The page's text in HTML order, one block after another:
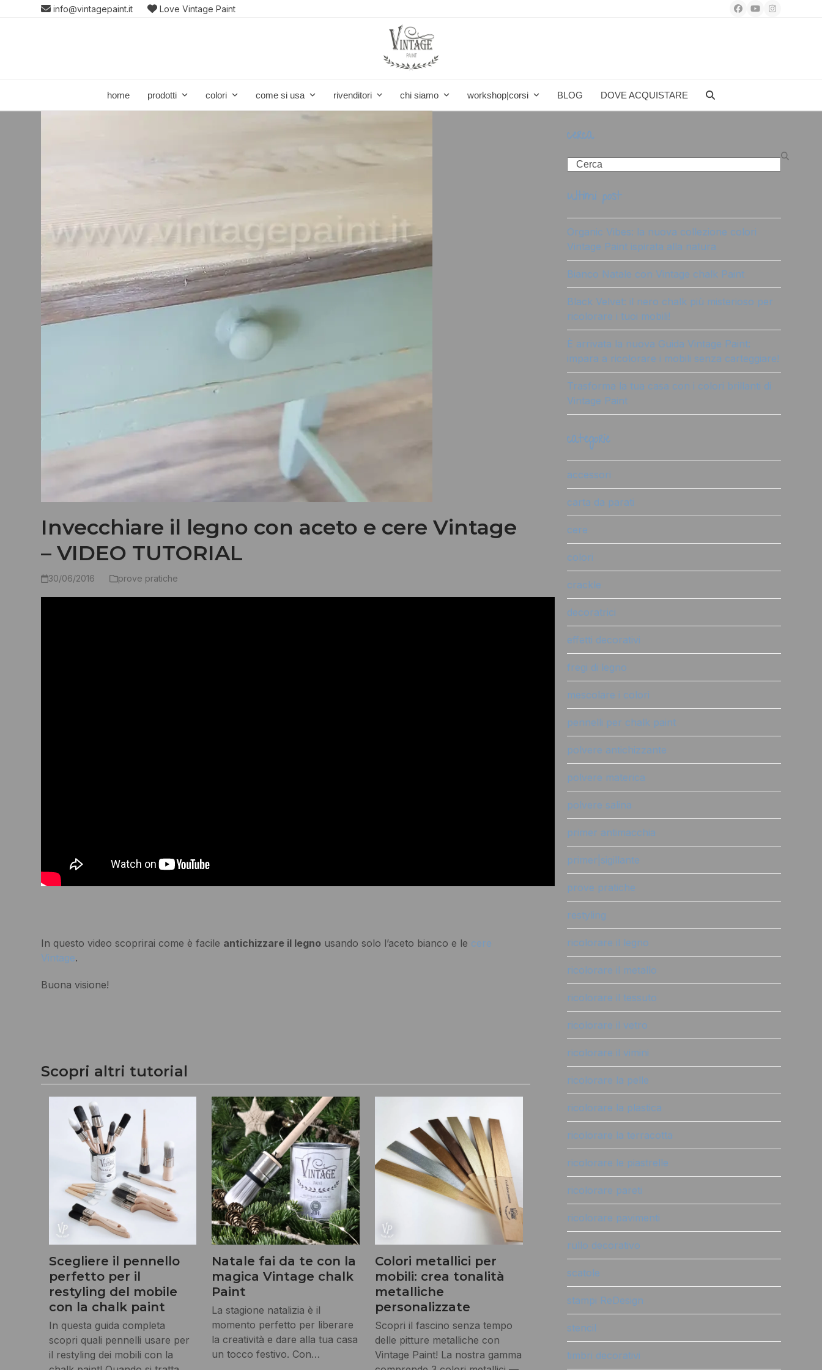
info@vintagepaint.it Love Vintage Paint Facebook
YouTubeInstagram
home prodotti colori come si usa rivenditori chi siamo workshop|corsi BLOG DOVE ACQUISTARE
Invecchiare il legno con aceto e cere Vintage
– VIDEO TUTORIAL
30/06/2016 prove pratiche
In questo video scoprirai come è facile antichizzare il legno usando solo l’aceto bianco e le cere
Vintage.
Buona visione!
Scopri altri tutorial
Scegliere il pennello
perfetto per il
restyling del mobile
con la chalk paint
In questa guida completa
scopri quali pennelli usare per
il restyling dei mobili con la
Natale fai da te con la
magica Vintage chalk
Paint
La stagione natalizia è il
momento perfetto per liberare
la creatività e dare alla tua casa
un tocco festivo. Con…
Colori metallici per
mobili: crea tonalità
metalliche
personalizzate
Scopri il fascino senza tempo
delle pitture metalliche con
Vintage Paint! La nostra gamma
cerca
Search
ultimi post
Organic Vibes: la nuova collezione colori
Vintage Paint ispirata alla natura
Bianco Natale con Vintage chalk Paint
Black Velvet: il nero chalk più misterioso per
ricolorare i tuoi mobili!
È arrivata la nuova Guida Vintage Paint:
impara a ricolorare i mobili senza carteggiare!
Trasforma la tua casa con i colori brillanti di
Vintage Paint
categorie
accessori
carta da parati
cere
colori
crackle
decoratrici
effetti decorativi
fregi di legno
mescolare i colori
pennelli per chalk paint
polvere antichizzante
polvere materica
polvere salina
primer antimacchia
primer|sigillante
prove pratiche
restyling
ricolorare il legno
ricolorare il metallo
ricolorare il tessuto
ricolorare il vetro
ricolorare il vimini
ricolorare la pelle
ricolorare la plastica
ricolorare la terracotta
ricolorare le piastrelle
ricolorare pareti
ricolorare pavimenti
rullo decorativo
scatole
stampi ReDesign
stencil
timbri decorativi